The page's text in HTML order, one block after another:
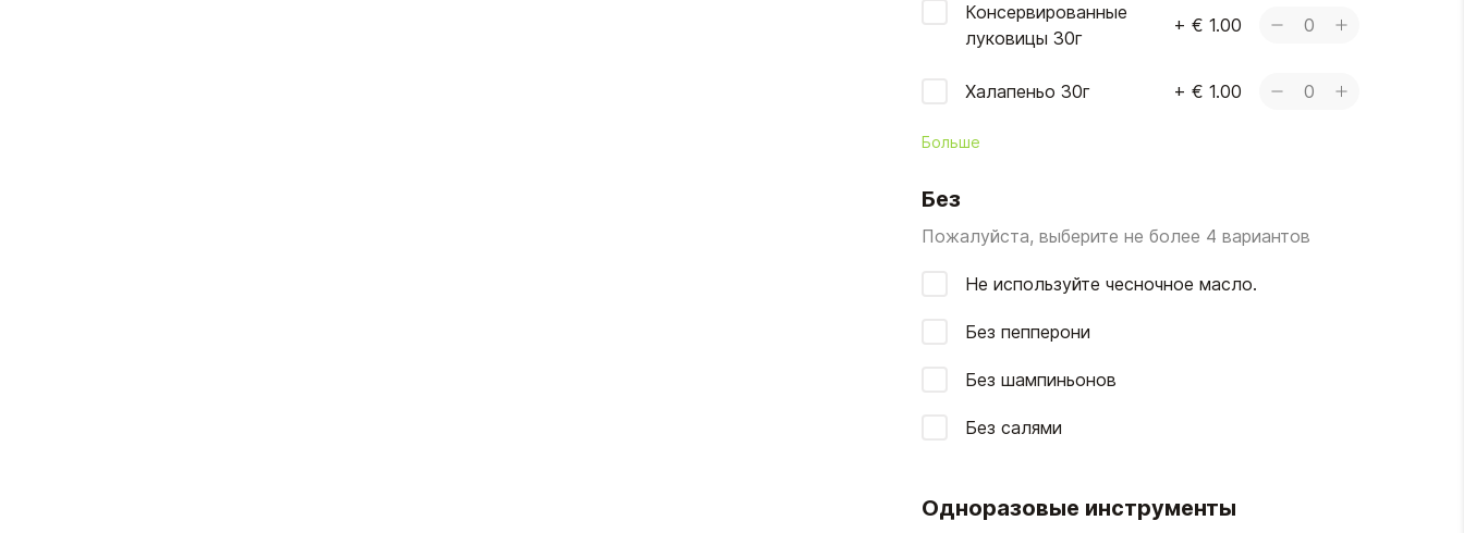
Консервированные
луковицы 30г
+ € 1.00 0
Халапеньо 30г + € 1.00 0
Больше
Без
Пожалуйста, выберите не более 4 вариантов
Не используйте чесночное масло.
Без пепперони
Без шампиньонов
Без салями
Одноразовые инструменты